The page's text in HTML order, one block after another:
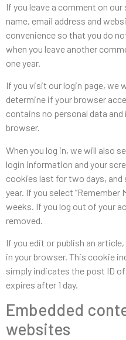
If you leave a comment on
name, email address and
convenience so that you do
when you leave another
one year.
If you visit our login page, we
determine if your browser
contains no personal data
browser.
When you log in, we will also
login information and your
cookies last for two days,
year. If you select
weeks. If you log out of your
removed.
If you edit or publish an
in your browser. This cookie
simply indicates the post ID
expires after 1 day.
Embedded
websites